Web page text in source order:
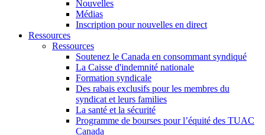
Nouvelles
Médias
Inscription pour nouvelles en direct
Ressources
Ressources
Soutenez le Canada en consommant syndiqué
La Caisse d'indemnité nationale
Formation syndicale
Des rabais exclusifs pour les membres du
syndicat et leurs families
La santé et la sécurité
Programme de bourses pour l’équité des TUAC
Canada